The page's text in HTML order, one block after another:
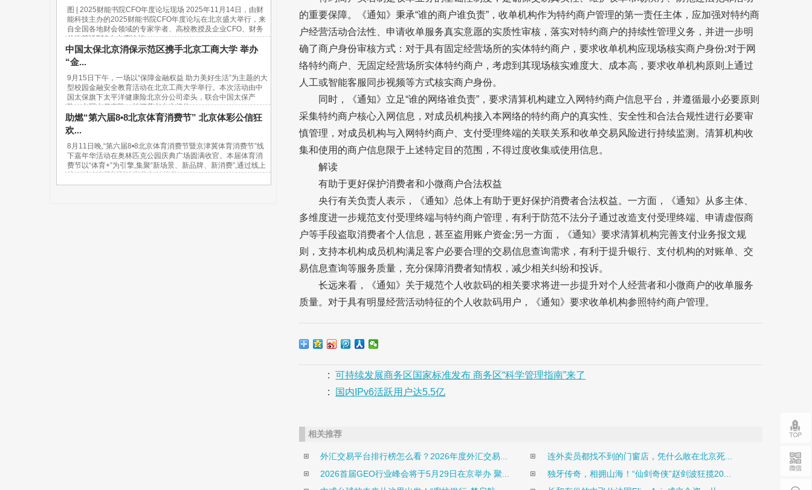
图 | 2025财能书院CFO年度论坛现场 2025年11月14日，由财
能科技主办的2025财能书院CFO年度论坛在北京盛大举行，来
自全国各地财会领域的专家学者、高校教授及企业CFO、财务
总监等近500人出席论坛。...
中国太保北京消保示范区携手北京工商大学 举办
“金...
9月15日下午，一场以“保障金融权益 助力美好生活”为主题的大
型校园金融安全教育活动在北京工商大学举行。本次活动由中
国太保旗下太平洋健康险北京分公司牵头，联合中国太保产
险、中国太保寿险、长江养老在京机构...
助燃“第六届8•8北京体育消费节” 北京体彩公信狂
欢...
8月11日晚,“第六届8•8北京体育消费节暨京津冀体育消费节”线
下嘉年华活动在奥林匹克公园庆典广场圆满收官。本届体育消
费节以“体育+”为引擎,集聚“新场景、新品牌、新消费”,通过线上
线下活动挖掘新型消费潜力,链接美...
的重要保障。《通知》秉承“谁的商户谁负责”，收单机构作为特约商户管理的第一责任主体，应加强对特约商
户经营活动合法性、申请收单服务真实意愿的实质性审核，落实对特约商户的持续性管理义务，并进一步明
确了商户身份审核方式：对于具有固定经营场所的实体特约商户，要求收单机构应现场核实商户身份;对于网
络特约商户、无固定经营场所实体特约商户，考虑到其现场核实难度大、成本高，要求收单机构原则上通过
人工或智能客服同步视频等方式核实商户身份。
同时，《通知》立足“谁的网络谁负责”，要求清算机构建立入网特约商户信息平台，并遵循最小必要原则
采集特约商户核心入网信息，对成员机构接入本网络的特约商户的真实性、安全性和合法合规性进行必要审
慎管理，对成员机构与入网特约商户、支付受理终端的关联关系和收单交易风险进行持续监测。清算机构收
集和使用的商户信息限于上述特定目的范围，不得过度收集或使用信息。
解读
有助于更好保护消费者和小微商户合法权益
央行有关负责人表示，《通知》总体上有助于更好保护消费者合法权益。一方面，《通知》从多主体、
多维度进一步规范支付受理终端与特约商户管理，有利于防范不法分子通过改造支付受理终端、申请虚假商
户等手段盗取消费者个人信息，甚至盗用账户资金;另一方面，《通知》要求清算机构完善支付业务报文规
则，支持本机构成员机构满足客户必要合理的交易信息查询需求，有利于提升银行、支付机构的对账单、交
易信息查询等服务质量，充分保障消费者知情权，减少相关纠纷和投诉。
长远来看，《通知》关于规范个人收款码的相关要求将进一步提升对个人经营者和小微商户的收单服务
质量。对于具有明显经营活动特征的个人收款码用户，《通知》要求收单机构参照特约商户管理。
:
可持续发展商务区国家标准发布 商务区“科学管理指南”来了
:
国内IPv6活跃用户达5.5亿
相关推荐
外汇交易平台排行榜怎么看？2026年度外汇交易...
连外卖员都找不到的门窗店，凭什么敢在北京死...
2026首届GEO行业峰会将于5月29日在京举办 聚...
独牙传奇，相拥山海！“仙剑奇侠”赵剑波狂揽20...